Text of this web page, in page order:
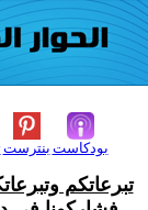
بنترست بودكاست
تبرعاتكم